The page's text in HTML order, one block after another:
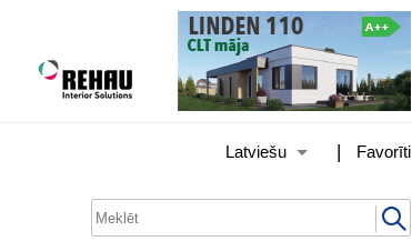
Favorīti
|
Latviešu